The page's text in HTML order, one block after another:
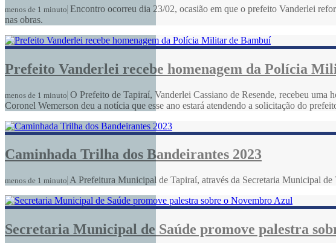
menos de 1 minuto Encontro ocorreu dia 23/02, ocasião em que o prefeito Vanderlei
nas obras.
Prefeito Vanderlei recebe homenagem da Polícia
menos de 1 minuto O Prefeito de Tapiraí, Vanderlei Cassiano de Resende, recebeu
Coronel Wemerson deu a notícia que esse ano estará atendendo a solicitação do
Caminhada Trilha dos Bandeirantes 2023
menos de 1 minuto A Prefeitura Municipal de Tapiraí, através da Secretaria Municipal
Secretaria Municipal de Saúde promove palestra